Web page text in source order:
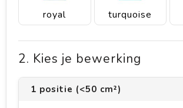
royal turquoise
2. Kies je bewerking
1 positie (<50 cm²)